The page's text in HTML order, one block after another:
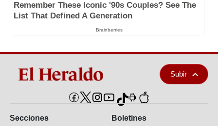
Remember These Iconic '90s Couples? See The
List That Defined A Generation
Brainberries
Subir
Secciones Boletines